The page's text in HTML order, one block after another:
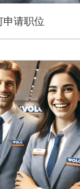
请职位